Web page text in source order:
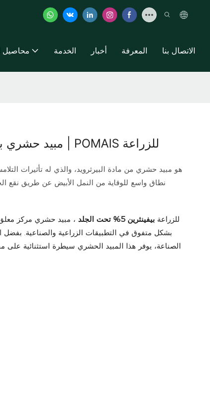
محاصيل الخدمة أخبار المعرفة الاتصال بنا
بيفينثرين ٥٪ SC - مبيد حشري بيرثرويدي ممتاز | POMAIS للزراعة
نطاق واسع للوقاية من النمل الأبيض عن طريق نقع
تقدم شركة POMAIS للزراعة بيفينثرين 5% تحت الجلد
، مبيد حشري مركز معلق
بشكل متفوق في التطبيقات الزراعية والصناعية. بفضل
الصناعة، يوفر هذا المبيد الحشري سيطرة استثنائية